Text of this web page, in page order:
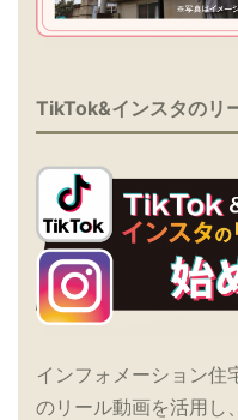
TikTok&インスタのリ
インフォメーション住
のリール動画を活用し